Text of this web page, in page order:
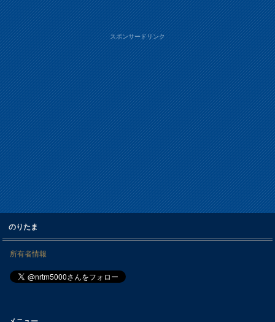
スポンサードリンク
のりたま
所有者情報